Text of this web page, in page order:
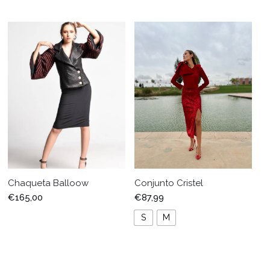
Chaqueta Balloow
€165,00
Conjunto Cristel
€87,99
S M